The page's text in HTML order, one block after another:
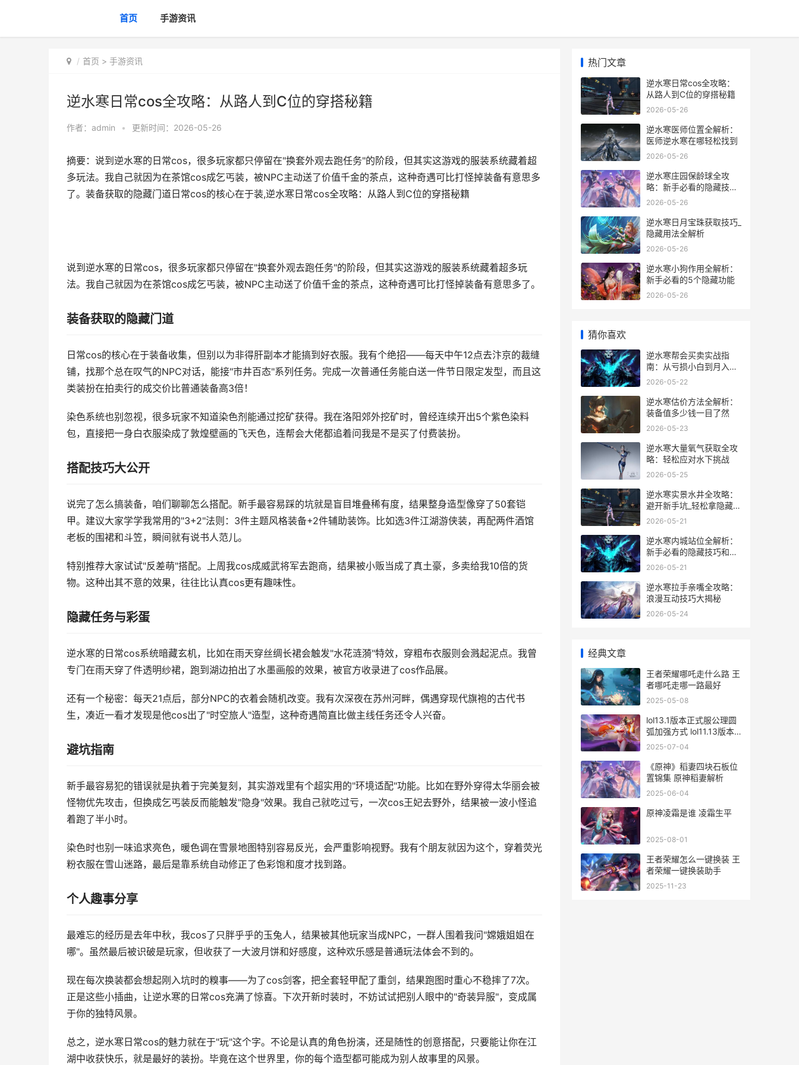
首页 手游资讯
首页 > 手游资讯
逆水寒日常cos全攻略：从路人到C位的穿搭秘籍
作者： admin • 更新时间：2026-05-26
摘要：说到逆水寒的日常cos，很多玩家都只停留在"换套外观去跑任务"的阶段，但其实这游戏的服装系统藏着超
多玩法。我自己就因为在茶馆cos成乞丐装，被NPC主动送了价值千金的茶点，这种奇遇可比打怪掉装备有意思多
了。装备获取的隐藏门道日常cos的核心在于装,逆水寒日常cos全攻略：从路人到C位的穿搭秘籍
说到逆水寒的日常cos，很多玩家都只停留在"换套外观去跑任务"的阶段，但其实这游戏的服装系统藏着超多玩
法。我自己就因为在茶馆cos成乞丐装，被NPC主动送了价值千金的茶点，这种奇遇可比打怪掉装备有意思多了。
装备获取的隐藏门道
日常cos的核心在于装备收集，但别以为非得肝副本才能搞到好衣服。我有个绝招——每天中午12点去汴京的裁缝
铺，找那个总在叹气的NPC对话，能接"市井百态"系列任务。完成一次普通任务能白送一件节日限定发型，而且这
类装扮在拍卖行的成交价比普通装备高3倍！
染色系统也别忽视，很多玩家不知道染色剂能通过挖矿获得。我在洛阳郊外挖矿时，曾经连续开出5个紫色染料
包，直接把一身白衣服染成了敦煌壁画的飞天色，连帮会大佬都追着问我是不是买了付费装扮。
搭配技巧大公开
说完了怎么搞装备，咱们聊聊怎么搭配。新手最容易踩的坑就是盲目堆叠稀有度，结果整身造型像穿了50套铠
甲。建议大家学学我常用的"3+2"法则：3件主题风格装备+2件辅助装饰。比如选3件江湖游侠装，再配两件酒馆
老板的围裙和斗笠，瞬间就有说书人范儿。
特别推荐大家试试"反差萌"搭配。上周我cos成威武将军去跑商，结果被小贩当成了真土豪，多卖给我10倍的货
物。这种出其不意的效果，往往比认真cos更有趣味性。
隐藏任务与彩蛋
逆水寒的日常cos系统暗藏玄机，比如在雨天穿丝绸长裙会触发"水花涟漪"特效，穿粗布衣服则会溅起泥点。我曾
专门在雨天穿了件透明纱裙，跑到湖边拍出了水墨画般的效果，被官方收录进了cos作品展。
还有一个秘密：每天21点后，部分NPC的衣着会随机改变。我有次深夜在苏州河畔，偶遇穿现代旗袍的古代书
生，凑近一看才发现是他cos出了"时空旅人"造型，这种奇遇简直比做主线任务还令人兴奋。
避坑指南
新手最容易犯的错误就是执着于完美复刻，其实游戏里有个超实用的"环境适配"功能。比如在野外穿得太华丽会被
怪物优先攻击，但换成乞丐装反而能触发"隐身"效果。我自己就吃过亏，一次cos王妃去野外，结果被一波小怪追
着跑了半小时。
染色时也别一味追求亮色，暖色调在雪景地图特别容易反光，会严重影响视野。我有个朋友就因为这个，穿着荧光
粉衣服在雪山迷路，最后是靠系统自动修正了色彩饱和度才找到路。
个人趣事分享
最难忘的经历是去年中秋，我cos了只胖乎乎的玉兔人，结果被其他玩家当成NPC，一群人围着我问"嫦娥姐姐在
哪"。虽然最后被识破是玩家，但收获了一大波月饼和好感度，这种欢乐感是普通玩法体会不到的。
现在每次换装都会想起刚入坑时的糗事——为了cos剑客，把全套轻甲配了重剑，结果跑图时重心不稳摔了7次。
正是这些小插曲，让逆水寒的日常cos充满了惊喜。下次开新时装时，不妨试试把别人眼中的"奇装异服"，变成属
于你的独特风景。
总之，逆水寒日常cos的魅力就在于"玩"这个字。不论是认真的角色扮演，还是随性的创意搭配，只要能让你在江
湖中收获快乐，就是最好的装扮。毕竟在这个世界里，你的每个造型都可能成为别人故事里的风景。
热门文章
逆水寒日常cos全攻略：
从路人到C位的穿搭秘籍
2026-05-26
逆水寒医师位置全解析：
医师逆水寒在哪轻松找到
2026-05-26
逆水寒庄园保龄球全攻
略：新手必看的隐藏技巧
与实战心得
2026-05-26
逆水寒日月宝珠获取技巧_
隐藏用法全解析
2026-05-26
逆水寒小狗作用全解析：
新手必看的5个隐藏功能
2026-05-26
猜你喜欢
逆水寒帮会买卖实战指
南：从亏损小白到月入碎
银5000万
2026-05-22
逆水寒估价方法全解析：
装备值多少钱一目了然
2026-05-23
逆水寒大量氧气获取全攻
略：轻松应对水下挑战
2026-05-25
逆水寒实景水井全攻略：
避开新手坑_轻松拿隐藏奖
励_
2026-05-21
逆水寒内城站位全解析：
新手必看的隐藏技巧和实
战心得
2026-05-21
逆水寒拉手亲嘴全攻略：
浪漫互动技巧大揭秘
2026-05-24
经典文章
王者荣耀哪吒走什么路 王
者哪吒走哪一路最好
2025-05-08
lol13.1版本正式服公理圆
弧加强方式 lol11.13版本
更新公告
2025-07-04
《原神》稻妻四块石板位
置锦集 原神稻妻解析
2025-06-04
原神凌霜是谁 凌霜生平
2025-08-01
王者荣耀怎么一键换装 王
者荣耀一键换装助手
2025-11-23